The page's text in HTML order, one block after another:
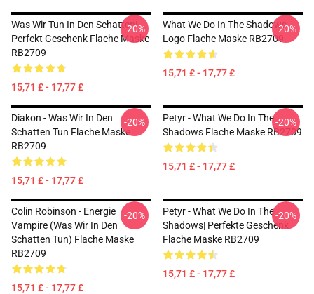
Was Wir Tun In Den Schatten|
Perfekt Geschenk Flache Maske
RB2709
15,71 £ - 17,77 £
-20%
What We Do In The Shadows
Logo Flache Maske RB2709
15,71 £ - 17,77 £
-20%
Diakon - Was Wir In Den
Schatten Tun Flache Maske
RB2709
15,71 £ - 17,77 £
-20%
Petyr - What We Do In The
Shadows Flache Maske RB2709
15,71 £ - 17,77 £
-20%
Colin Robinson - Energie
Vampire (Was Wir In Den
Schatten Tun) Flache Maske
RB2709
15,71 £ - 17,77 £
-20%
Petyr - What We Do In The
Shadows| Perfekte Geschenk
Flache Maske RB2709
15,71 £ - 17,77 £
-20%